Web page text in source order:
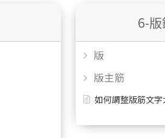
6-
版
版主筋
如何調整版筋文字